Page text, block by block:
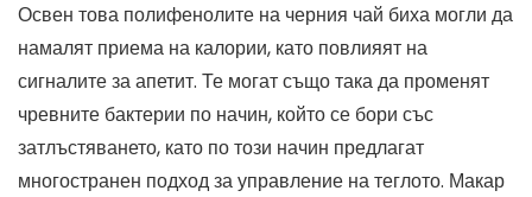
Освен това полифенолите на черния чай биха могли да
намалят приема на калории, като повлияят на
сигналите за апетит. Те могат също така да променят
чревните бактерии по начин, който се бори със
затлъстяването, като по този начин предлагат
многостранен подход за управление на теглото. Макар